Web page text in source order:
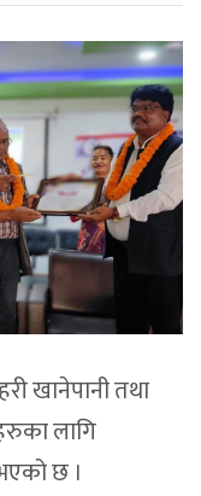
खानेपानी तथा
लागि
छ ।